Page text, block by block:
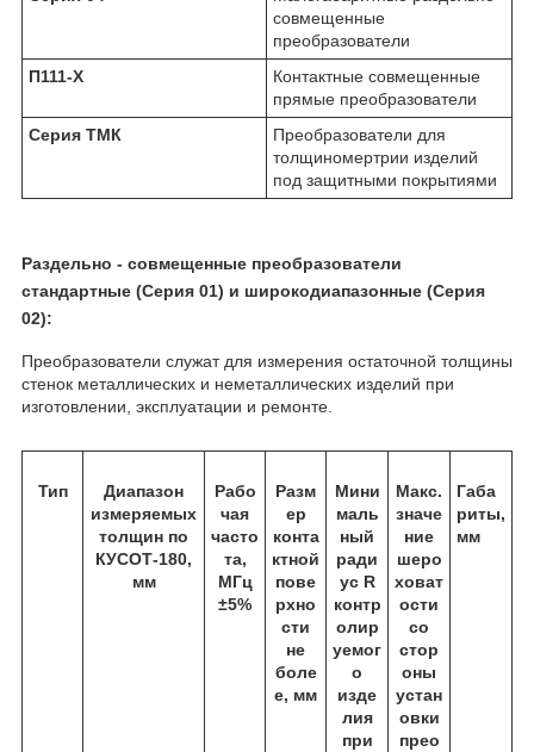
совмещенные
преобразователи
П111-Х
Контактные совмещенные
прямые преобразователи
Серия ТМК
Преобразователи для
толщиномертрии изделий
под защитными покрытиями
Раздельно - совмещенные преобразователи
стандартные (Серия 01) и широкодиапазонные (Серия
02):
Преобразователи служат для измерения остаточной толщины
стенок металлических и неметаллических изделий при
изготовлении, эксплуатации и ремонте.
Тип
Диапазон
измеряемых
толщин по
КУСОТ-180,
мм
Рабо
чая
часто
та,
МГц
±5%
Разм
ер
конта
ктной
пове
рхно
сти
не
боле
е, мм
Мини
маль
ный
ради
ус R
контр
олир
уемог
о
изде
лия
при
Макс.
значе
ние
шеро
ховат
ости
со
стор
оны
устан
овки
прео
Габа
риты,
мм